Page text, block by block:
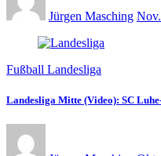
Jürgen Masching
Fußball Landesliga
Landesliga Mitte (Video): SC